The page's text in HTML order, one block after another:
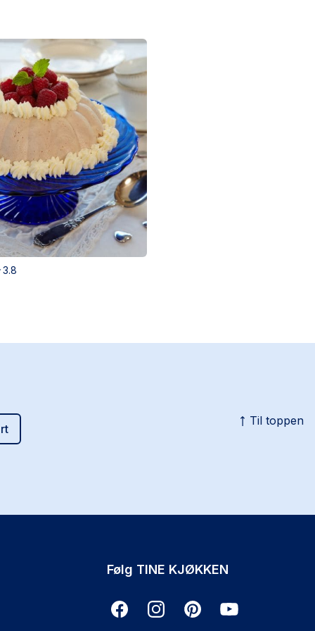
3.8
Til toppen
Følg TINE KJØKKEN